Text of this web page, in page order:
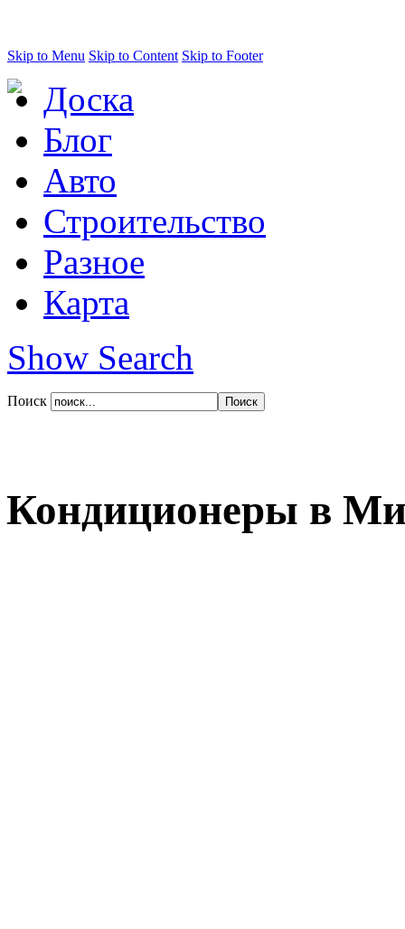
Skip to Menu Skip to Content Skip to Footer
Доска
Блог
Авто
Строительство
Разное
Карта
Show Search
Поиск
Кондиционеры в